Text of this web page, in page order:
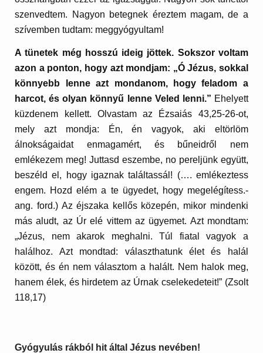
szenvedtem. Nagyon betegnek éreztem magam, de a
szívemben tudtam: meggyógyultam!
A tünetek még hosszú ideig jöttek. Sokszor voltam
azon a ponton, hogy azt mondjam: „Ó Jézus, sokkal
könnyebb lenne azt mondanom, hogy feladom a
harcot, és olyan könnyű lenne Veled lenni.” Ehelyett
küzdenem kellett. Olvastam az Ézsaiás 43,25-26-ot,
mely azt mondja: Én, én vagyok, aki eltörlöm
álnokságaidat enmagamért, és bűneidről nem
emlékezem meg! Juttasd eszembe, no pereljünk együtt,
beszéld el, hogy igaznak találtassál! (…. emlékeztess
engem. Hozd elém a te ügyedet, hogy megelégítess.-
ang. ford.) Az éjszaka kellős közepén, mikor mindenki
más aludt, az Úr elé vittem az ügyemet. Azt mondtam:
„Jézus, nem akarok meghalni. Túl fiatal vagyok a
halálhoz. Azt mondtad: választhatunk élet és halál
között, és én nem választom a halált. Nem halok meg,
hanem élek, és hirdetem az Úrnak cselekedeteit!” (Zsolt
118,17)
Gyógyulás rákból hit által Jézus nevében!